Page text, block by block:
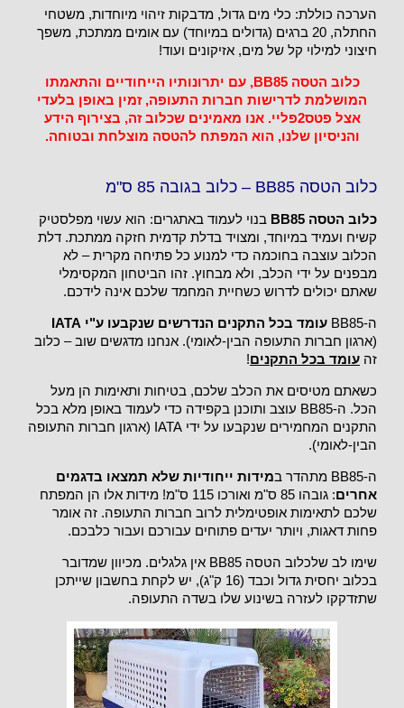
הערכה כוללת: כלי מים גדול, מדבקות זיהוי מיוחדות, משטחי
החתלה, 20 ברגים (גדולים במיוחד) עם אומים ממתכת, משפך
חיצוני למילוי קל של מים, אזיקונים ועוד!
כלוב הטסה BB85, עם יתרונותיו הייחודיים והתאמתו
המושלמת לדרישות חברות התעופה, זמין באופן בלעדי
אצל פטס2פליי. אנו מאמינים שכלוב זה, בצירוף הידע
והניסיון שלנו, הוא המפתח להטסה מוצלחת ובטוחה.
כלוב הטסה BB85 – כלוב בגובה 85 ס"מ
כלוב הטסה BB85
בנוי לעמוד באתגרים: הוא עשוי מפלסטיק
קשיח ועמיד במיוחד, ומצויד בדלת קדמית חזקה ממתכת. דלת
הכלוב עוצבה בחוכמה כדי למנוע כל פתיחה מקרית – לא
מבפנים על ידי הכלב, ולא מבחוץ. זהו הביטחון המקסימלי
שאתם יכולים לדרוש כשחיית המחמד שלכם אינה לידכם.
ה-BB85
עומד בכל התקנים הנדרשים שנקבעו ע"י IATA
(ארגון חברות התעופה הבין-לאומי). אנחנו מדגשים שוב – כלוב
זה עומד בכל התקנים!
כשאתם מטיסים את הכלב שלכם, בטיחות ותאימות הן מעל
הכל. ה-BB85 עוצב ותוכנן בקפידה כדי לעמוד באופן מלא בכל
התקנים המחמירים שנקבעו על ידי IATA (ארגון חברות התעופה
הבין-לאומי).
ה-BB85 מתהדר ב
מידות ייחודיות שלא תמצאו בדגמים
אחרים
: גובהו 85 ס"מ ואורכו 115 ס"מ! מידות אלו הן המפתח
שלכם לתאימות אופטימלית לרוב חברות התעופה. זה אומר
פחות דאגות, ויותר יעדים פתוחים עבורכם ועבור כלבכם.
שימו לב שלכלוב הטסה BB85 אין גלגלים. מכיוון שמדובר
בכלוב יחסית גדול וכבד (16 ק"ג), יש לקחת בחשבון שייתכן
שתזדקקו לעזרה בשינוע שלו בשדה התעופה.